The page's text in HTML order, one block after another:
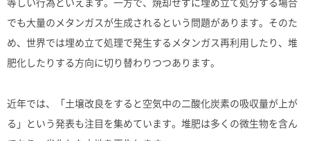
でも大量のメタンガスが生成されるという問題があります。そのた
め、世界では埋め立て処理で発生するメタンガス再利用したり、堆
肥化したりする方向に切り替わりつつあります。
近年では、「土壌改良をすると空気中の二酸化炭素の吸収量が上が
る」という発表も注目を集めています。堆肥は多くの微生物を含ん